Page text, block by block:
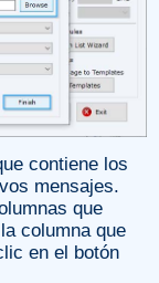
contiene los
mensajes.
que
columna que
en el botón